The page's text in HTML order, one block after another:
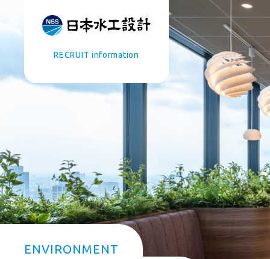
RECRUIT information
若手同期 ホンネ座談会
先輩・後輩 ホンネ座談会
BUSINESS
水コンサルタン
三浦市 下水道コ
浄化センター耐
災害復興・防災
ENVIRONMENT